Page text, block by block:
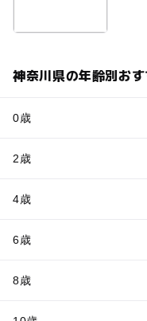
神奈川県の年齢別お
0歳
2歳
4歳
6歳
8歳